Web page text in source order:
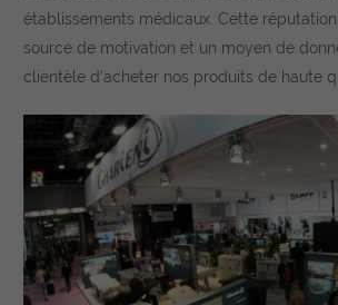
établissements médicaux. Cette
source de motivation et un moyen de
clientèle d’acheter nos produits de haute
Accepter tout
Essentiel (1)
Les cookies essentiels permettent des fonctions
nécessaires au bon fonctionnement du site web.
Afficher les informations sur les
Statistiken (2)
Statistik Cookies erfassen Informationen anonym.
helfen uns zu verstehen, wie unsere Besucher